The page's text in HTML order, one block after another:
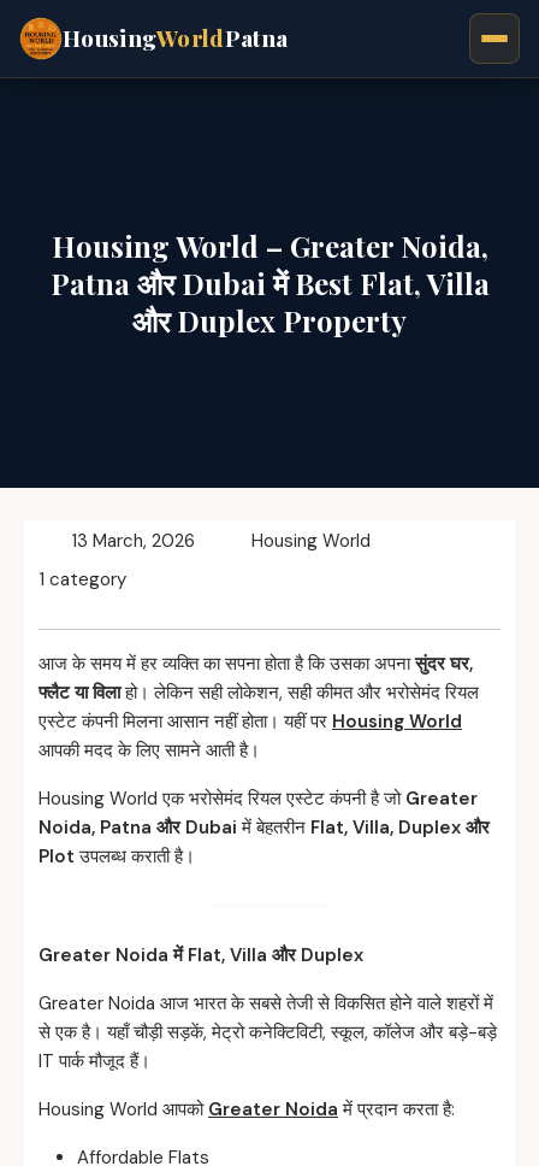
HousingWorldPatna
Housing World – Greater Noida,
Patna और Dubai में Best Flat, Villa
और Duplex Property
13 March, 2026
Housing World
1 category
आज के समय में हर व्यक्ति का सपना होता है कि उसका अपनासुंदर घर,
फ्लैट या विलाहो। लेकिन सही लोकेशन, सही कीमत और भरोसेमंद रियल
एस्टेट कंपनी मिलना आसान नहीं होता। यहीं पर Housing World
आपकी मदद के लिए सामने आती है।
Housing World एक भरोसेमंद रियल एस्टेट कंपनी है जो Greater
Noida, Patna और Dubai में बेहतरीन Flat, Villa, Duplex और
Plot उपलब्ध कराती है।
Greater Noidaमें Flat, Villa और Duplex
Greater Noida आज भारत के सबसे तेजी से विकसित होने वाले शहरों में
से एक है। यहाँ चौड़ी सड़कें, मेट्रो कनेक्टिविटी, स्कूल, कॉलेज और बड़े-बड़े
IT पार्क मौजूद हैं।
Housing World आपको Greater Noida में प्रदान करता है:
Affordable Flats